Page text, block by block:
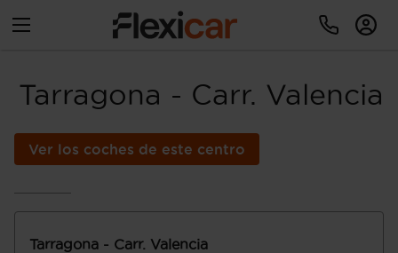
Tarragona - Carr. Valencia
Ver los coches de este centro
Tarragona - Carr. Valencia